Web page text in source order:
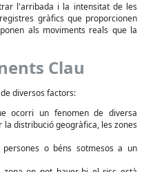
l'arribada i la intensitat de les
gràfics que proporcionen
als moviments reals que la
Clau
diversos factors:
ocorri un fenomen de diversa
distribució geogràfica, les zones
o béns sotmesos a un